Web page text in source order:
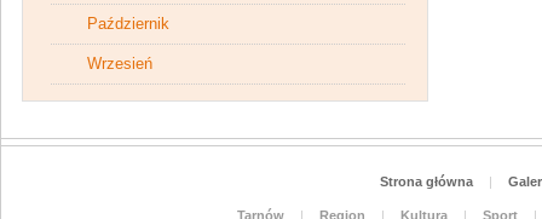
Październik
Wrzesień
Strona główna |
Tarnów | Region | Kultura | Sport
|